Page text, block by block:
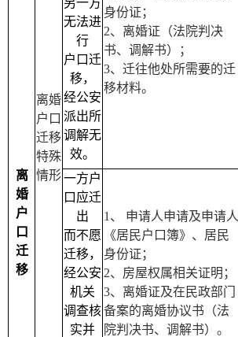
离
婚
户
口
迁
移
离婚
户口
迁移
特殊
情形
无法进
行
户口迁
移，
经公安
派出所
调解无
效。
身份证；
2、离婚证（法院判决
书、调解书）；
3、迁往他处所需要的迁
移材料。
一方户
口应迁
出
而不愿
迁移，
经公安
机关
调查核
实并
1 、 申请人申请及申请人
《居民户口簿》、居民
身份证；
2、房屋权属相关证明；
3、离婚证及在民政部门
备案的离婚协议书（法
院判决书、调解书）。